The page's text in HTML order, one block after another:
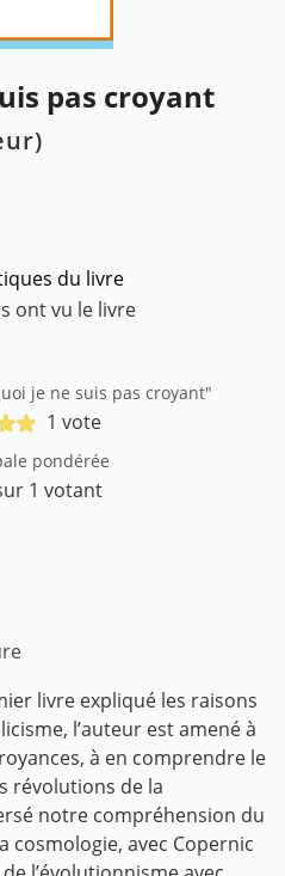
pas croyant
du livre
ont vu le livre
je ne suis pas croyant"
1 vote
pondérée
1 votant
livre expliqué les raisons
l’auteur est amené à
à en comprendre le
révolutions de la
notre compréhension du
cosmologie, avec Copernic